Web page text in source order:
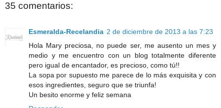
35 comentarios:
Esmeralda-Recelandia 2 de diciembre de 2013 a las 7:23
Hola Mary preciosa, no puede ser, me ausento un mes y
medio y me encuentro con un blog totalmente diferente
pero igual de encantador, es precioso, como tú!!
La sopa por supuesto me parece de lo más exquisita y con
esos ingredientes, seguro que se triunfa!
Un besito enorme y feliz semana